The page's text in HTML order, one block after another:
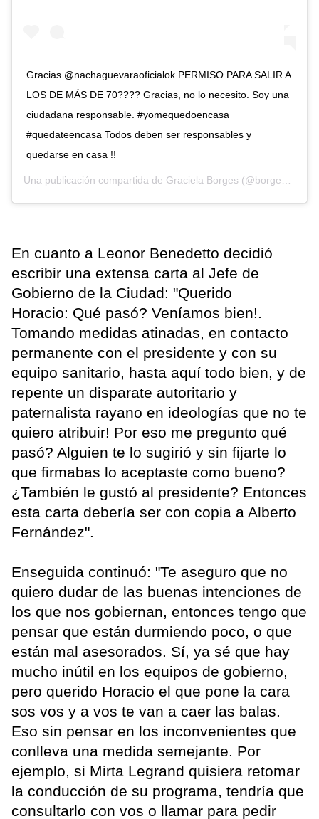
Gracias @nachaguevaraoficialok PERMISO PARA SALIR A
LOS DE MÁS DE 70???? Gracias, no lo necesito. Soy una
ciudadana responsable. #yomequedoencasa
#quedateencasa Todos deben ser responsables y
quedarse en casa !!
Una publicación compartida de Graciela Borges (@borgesgra13) el
En cuanto a Leonor Benedetto decidió
escribir una extensa carta al Jefe de
Gobierno de la Ciudad: "Querido
Horacio: Qué pasó? Veníamos bien!.
Tomando medidas atinadas, en contacto
permanente con el presidente y con su
equipo sanitario, hasta aquí todo bien, y de
repente un disparate autoritario y
paternalista rayano en ideologías que no te
quiero atribuir! Por eso me pregunto qué
pasó? Alguien te lo sugirió y sin fijarte lo
que firmabas lo aceptaste como bueno?
¿También le gustó al presidente? Entonces
esta carta debería ser con copia a Alberto
Fernández".
Enseguida continuó: "Te aseguro que no
quiero dudar de las buenas intenciones de
los que nos gobiernan, entonces tengo que
pensar que están durmiendo poco, o que
están mal asesorados. Sí, ya sé que hay
mucho inútil en los equipos de gobierno,
pero querido Horacio el que pone la cara
sos vos y a vos te van a caer las balas.
Eso sin pensar en los inconvenientes que
conlleva una medida semejante. Por
ejemplo, si Mirta Legrand quisiera retomar
la conducción de su programa, tendría que
consultarlo con vos o llamar para pedir